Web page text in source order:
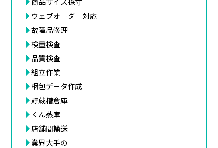
ウェブオーダー対応
故障品修理
検量検査
品質検査
組立作業
梱包データ作成
貯蔵槽倉庫
くん蒸庫
店舗間輸送
業界大手の